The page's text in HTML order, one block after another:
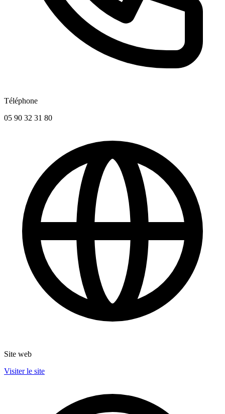
Téléphone
05 90 32 31 80
Site web
Visiter le site